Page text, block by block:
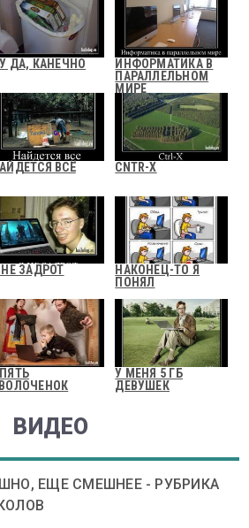
ДА, КАНЕЧНО
ИНФОРМАТИКА В
ПАРАЛЛЕЛЬНОМ
МИРЕ
ВСЁ CNTR-X
ЗАДРОТ
НАКОНЕЦ-ТО Я
ПОНЯЛ
У МЕНЯ 5 ГБ
ДЕВУШЕК
ВИДЕО
ЕЩЕ СМЕШНЕЕ - РУБРИКА